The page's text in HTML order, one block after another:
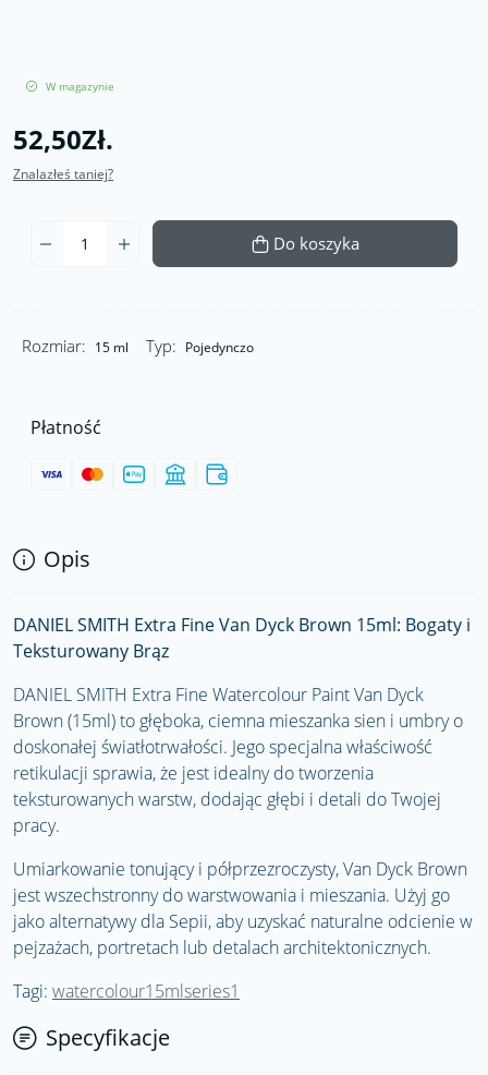
W magazynie
52,50Zł.
Znalazłeś taniej?
Do koszyka
Rozmiar: 15 ml Typ: Pojedynczo
Płatność
Opis
DANIEL SMITH Extra Fine Van Dyck Brown 15ml: Bogaty i
Teksturowany Brąz
DANIEL SMITH Extra Fine Watercolour Paint Van Dyck
Brown (15ml) to głęboka, ciemna mieszanka sien i umbry o
doskonałej światłotrwałości. Jego specjalna właściwość
retikulacji sprawia, że jest idealny do tworzenia
teksturowanych warstw, dodając głębi i detali do Twojej
pracy.
Umiarkowanie tonujący i półprzezroczysty, Van Dyck Brown
jest wszechstronny do warstwowania i mieszania. Użyj go
jako alternatywy dla Sepii, aby uzyskać naturalne odcienie w
pejzażach, portretach lub detalach architektonicznych.
Tagi: watercolour15mlseries1
Specyfikacje